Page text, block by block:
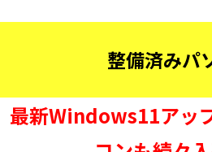
整備済みパ
最新Windows11アッ